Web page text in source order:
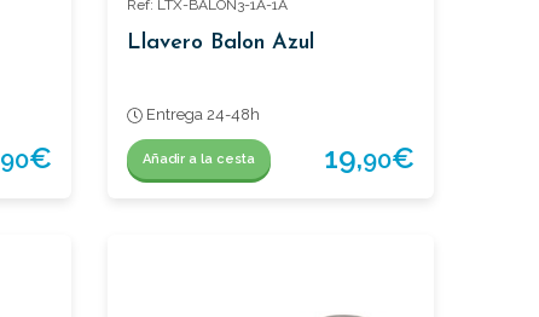
90€
Ref: LTX-BALON3-1A-1A
Llavero Balon Azul
Entrega 24-48h
Añadir a la cesta 19,90€